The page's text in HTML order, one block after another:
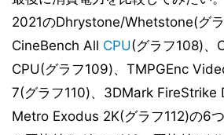
2021のDhrystone/Whetstone(グラ
CineBench All CPU(グラフ108)、
CPU(グラフ109)、TMPGEnc
7(グラフ110)、3DMark FireStrike
Metro Exodus 2K(グラフ112)の6